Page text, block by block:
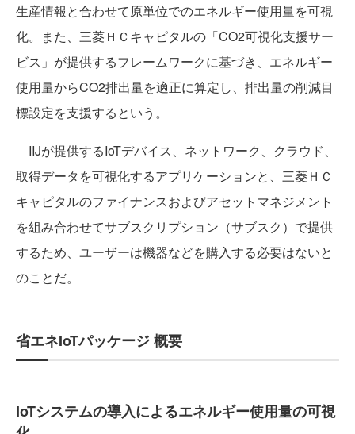
生産情報と合わせて原単位でのエネルギー使用量を可視
化。また、三菱ＨＣキャピタルの「CO2可視化支援サー
ビス」が提供するフレームワークに基づき、エネルギー
使用量からCO2排出量を適正に算定し、排出量の削減目
標設定を支援するという。
IIJが提供するIoTデバイス、ネットワーク、クラウド、
取得データを可視化するアプリケーションと、三菱ＨＣ
キャピタルのファイナンスおよびアセットマネジメント
を組み合わせてサブスクリプション（サブスク）で提供
するため、ユーザーは機器などを購入する必要はないと
のことだ。
省エネIoTパッケージ 概要
IoTシステムの導入によるエネルギー使用量の可視